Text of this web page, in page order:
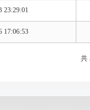
23:29:01
17:06:53
共